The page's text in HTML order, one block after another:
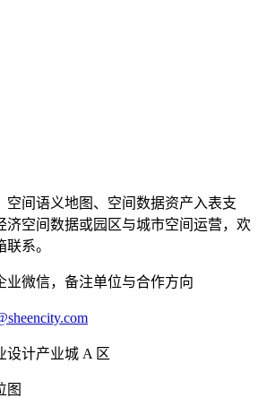
空间语义地图、空间数据资产入表支
济空间数据或园区与城市空间运营，欢
系。
业微信，备注单位与合作方向
设计产业城 A 区